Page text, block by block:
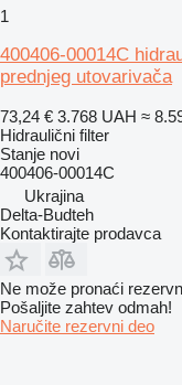
1
400406-00014C
prednjeg utovarivača
73,24 € 3.768 UAH ≈
Hidraulični filter
Stanje novi
400406-00014C
Ukrajina
Delta-Budteh
Kontaktirajte prodavca
Ne može pronaći
Pošaljite zahtev odmah!
Naručite rezervni dеo